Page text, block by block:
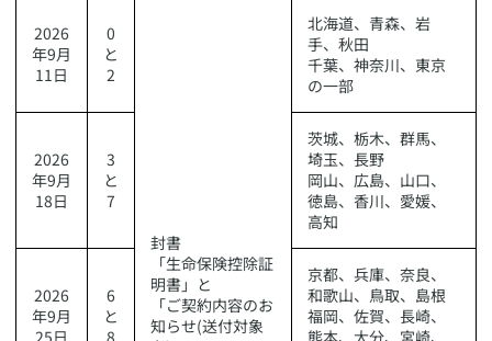
​2026
年9月
11日
​0
と
2
​封書
「生命保険控除証
明書」と
「ご契約内容のお
知らせ(送付対象
​北海道、青森、岩
手、秋田
千葉、神奈川、東京
の一部
​2026
年9月
18日
​3
と
7
​茨城、栃木、群馬、
埼玉、長野
岡山、広島、山口、
徳島、香川、愛媛、
高知
​2026
年9月
​6
と
​京都、兵庫、奈良、
和歌山、鳥取、島根
福岡、佐賀、長崎、